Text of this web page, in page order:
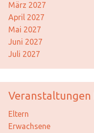
März 2027
April 2027
Mai 2027
Juni 2027
Juli 2027
Eltern
Erwachsene